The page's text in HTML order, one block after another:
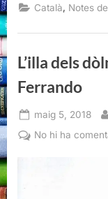
Català Notes
L’illa dels
Ferrando
Posted
on
maig 5, 2018
No hi ha